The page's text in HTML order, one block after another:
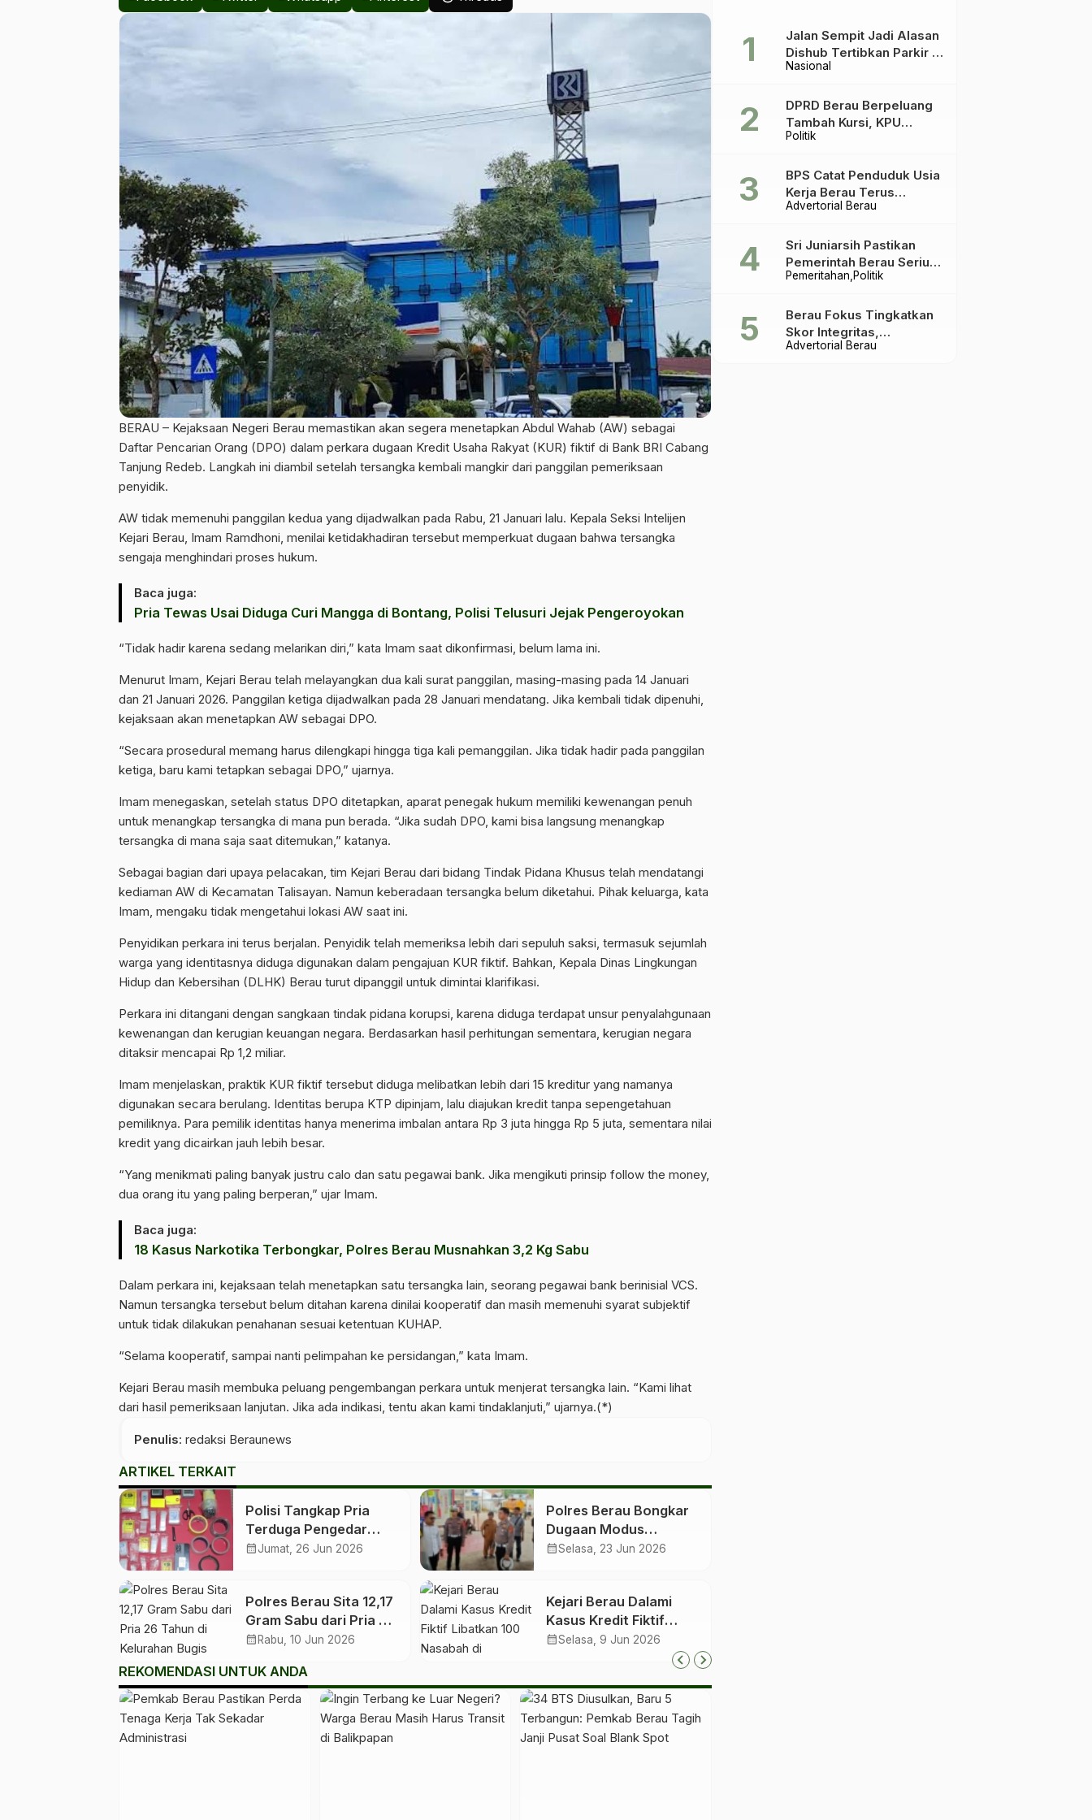
BERAU – Kejaksaan Negeri Berau memastikan akan segera menetapkan Abdul Wahab (AW) sebagai
Daftar Pencarian Orang (DPO) dalam perkara dugaan Kredit Usaha Rakyat (KUR) fiktif di Bank BRI Cabang
Tanjung Redeb. Langkah ini diambil setelah tersangka kembali mangkir dari panggilan pemeriksaan
penyidik.
AW tidak memenuhi panggilan kedua yang dijadwalkan pada Rabu, 21 Januari lalu. Kepala Seksi Intelijen
Kejari Berau, Imam Ramdhoni, menilai ketidakhadiran tersebut memperkuat dugaan bahwa tersangka
sengaja menghindari proses hukum.
Baca juga:
Pria Tewas Usai Diduga Curi Mangga di Bontang, Polisi Telusuri Jejak Pengeroyokan
“Tidak hadir karena sedang melarikan diri,” kata Imam saat dikonfirmasi, belum lama ini.
Menurut Imam, Kejari Berau telah melayangkan dua kali surat panggilan, masing-masing pada 14 Januari
dan 21 Januari 2026. Panggilan ketiga dijadwalkan pada 28 Januari mendatang. Jika kembali tidak dipenuhi,
kejaksaan akan menetapkan AW sebagai DPO.
“Secara prosedural memang harus dilengkapi hingga tiga kali pemanggilan. Jika tidak hadir pada panggilan
ketiga, baru kami tetapkan sebagai DPO,” ujarnya.
Imam menegaskan, setelah status DPO ditetapkan, aparat penegak hukum memiliki kewenangan penuh
untuk menangkap tersangka di mana pun berada. “Jika sudah DPO, kami bisa langsung menangkap
tersangka di mana saja saat ditemukan,” katanya.
Sebagai bagian dari upaya pelacakan, tim Kejari Berau dari bidang Tindak Pidana Khusus telah mendatangi
kediaman AW di Kecamatan Talisayan. Namun keberadaan tersangka belum diketahui. Pihak keluarga, kata
Imam, mengaku tidak mengetahui lokasi AW saat ini.
Penyidikan perkara ini terus berjalan. Penyidik telah memeriksa lebih dari sepuluh saksi, termasuk sejumlah
warga yang identitasnya diduga digunakan dalam pengajuan KUR fiktif. Bahkan, Kepala Dinas Lingkungan
Hidup dan Kebersihan (DLHK) Berau turut dipanggil untuk dimintai klarifikasi.
Perkara ini ditangani dengan sangkaan tindak pidana korupsi, karena diduga terdapat unsur penyalahgunaan
kewenangan dan kerugian keuangan negara. Berdasarkan hasil perhitungan sementara, kerugian negara
ditaksir mencapai Rp 1,2 miliar.
Imam menjelaskan, praktik KUR fiktif tersebut diduga melibatkan lebih dari 15 kreditur yang namanya
digunakan secara berulang. Identitas berupa KTP dipinjam, lalu diajukan kredit tanpa sepengetahuan
pemiliknya. Para pemilik identitas hanya menerima imbalan antara Rp 3 juta hingga Rp 5 juta, sementara nilai
kredit yang dicairkan jauh lebih besar.
“Yang menikmati paling banyak justru calo dan satu pegawai bank. Jika mengikuti prinsip follow the money,
dua orang itu yang paling berperan,” ujar Imam.
Baca juga:
18 Kasus Narkotika Terbongkar, Polres Berau Musnahkan 3,2 Kg Sabu
Dalam perkara ini, kejaksaan telah menetapkan satu tersangka lain, seorang pegawai bank berinisial VCS.
Namun tersangka tersebut belum ditahan karena dinilai kooperatif dan masih memenuhi syarat subjektif
untuk tidak dilakukan penahanan sesuai ketentuan KUHAP.
“Selama kooperatif, sampai nanti pelimpahan ke persidangan,” kata Imam.
Kejari Berau masih membuka peluang pengembangan perkara untuk menjerat tersangka lain. “Kami lihat
dari hasil pemeriksaan lanjutan. Jika ada indikasi, tentu akan kami tindaklanjuti,” ujarnya.(*)
Penulis: redaksi Beraunews
ARTIKEL TERKAIT
Polisi Tangkap Pria
Terduga Pengedar
Sabu di Gunung
calendar_monthJumat, 26 Jun 2026
Polres Berau Bongkar
Dugaan Modus
Barcode Ganda untuk
calendar_monthSelasa, 23 Jun 2026
Polres Berau Sita 12,17
Gram Sabu dari Pria 26
Tahun di Kelurahan
calendar_month Rabu, 10 Jun 2026
Kejari Berau Dalami
Kasus Kredit Fiktif
Libatkan 100 Nasabah
calendar_monthSelasa, 9 Jun 2026
REKOMENDASI UNTUK ANDA
Nasional
Jalan Sempit Jadi Alasan
Dishub Tertibkan Parkir di
Tepian Teratai
Politik
DPRD Berau Berpeluang
Tambah Kursi, KPU
Ingatkan Acuannya UU
Advertorial Berau
BPS Catat Penduduk Usia
Kerja Berau Terus
Meningkat Dua Tahun
Pemeritahan Politik
Sri Juniarsih Pastikan
Pemerintah Berau Serius
Tangani Reboisasi dan
Advertorial Berau
Berau Fokus Tingkatkan
Skor Integritas,
Rekomendasi KPK Jadi